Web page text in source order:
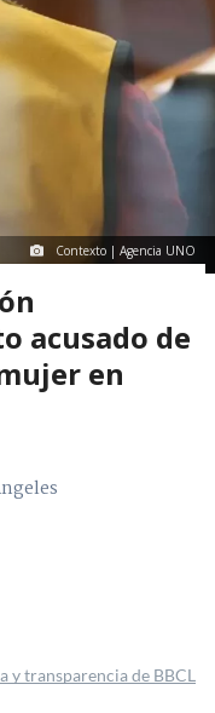
Contexto | Agencia UNO
acusado de
en
y transparencia de BBCL